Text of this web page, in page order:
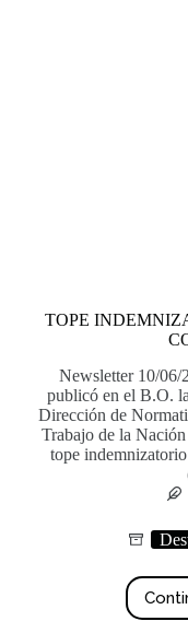
TOPE
Newsletter 10/06/
publicó en el B.O.
Dirección de
Trabajo de la
tope